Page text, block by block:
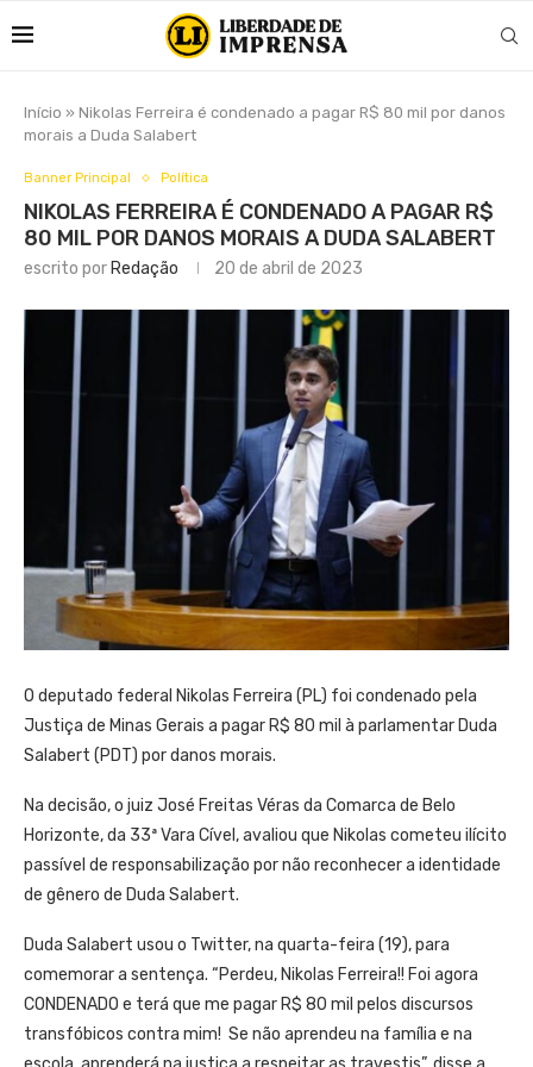
Início » Nikolas Ferreira é condenado a pagar R$ 80 mil por danos
morais a Duda Salabert
Banner Principal Política
NIKOLAS FERREIRA É CONDENADO A PAGAR R$
80 MIL POR DANOS MORAIS A DUDA SALABERT
escrito por Redação 20 de abril de 2023
O deputado federal Nikolas Ferreira (PL) foi condenado pela
Justiça de Minas Gerais a pagar R$ 80 mil à parlamentar Duda
Salabert (PDT) por danos morais.
Na decisão, o juiz José Freitas Véras da Comarca de Belo
Horizonte, da 33ª Vara Cível, avaliou que Nikolas cometeu ilícito
passível de responsabilização por não reconhecer a identidade
de gênero de Duda Salabert.
Duda Salabert usou o Twitter, na quarta-feira (19), para
comemorar a sentença. “Perdeu, Nikolas Ferreira!! Foi agora
CONDENADO e terá que me pagar R$ 80 mil pelos discursos
transfóbicos contra mim! Se não aprendeu na família e na